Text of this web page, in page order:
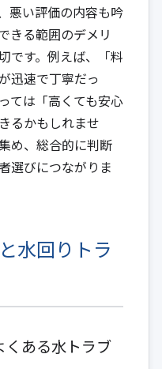
悪い評価の内容も吟
きる範囲のデメリ
です。例えば、「料
迅速で丁寧だっ
ては「高くても安心
るかもしれませ
め、総合的に判断
選びにつながりま
水回りトラ
くある水トラブ